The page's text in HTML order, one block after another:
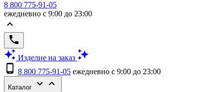
8 800 775-91-05
ежедневно с 9:00 до 23:00
keyboard_arrow_up
phone
auto_awesome Изделие на заказ auto_awesome
phone_android 8 800 775-91-05 ежедневно с 9:00 до 23:00
Каталог keyboard_arrow_down keyboard_arrow_up